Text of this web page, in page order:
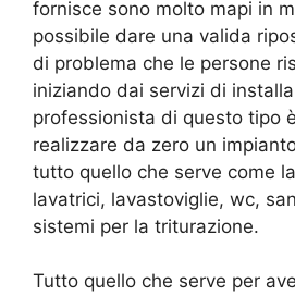
fornisce sono molto mapi in
possibile dare una valida
di problema che le persone
iniziando dai servizi di
professionista di questo tipo
realizzare da zero un
tutto quello che serve come
lavatrici, lavastoviglie, wc,
sistemi per la triturazione.
Tutto quello che serve per